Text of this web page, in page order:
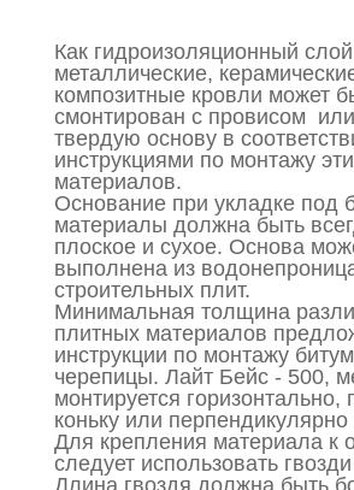
Как гидроизоляционный
металлические,
композитные кровли может
смонтирован с провисом
твердую основу в
инструкциями по монтажу
материалов.
Основание при укладке под
материалы должна быть
плоское и сухое. Основа
выполнена из
строительных плит.
Минимальная толщина
плитных материалов
инструкции по монтажу
черепицы. Лайт Бейс - 500,
монтируется горизонтально,
коньку или перпендикулярно
Для крепления материала к
следует использовать
Длина гвоздя должна быть